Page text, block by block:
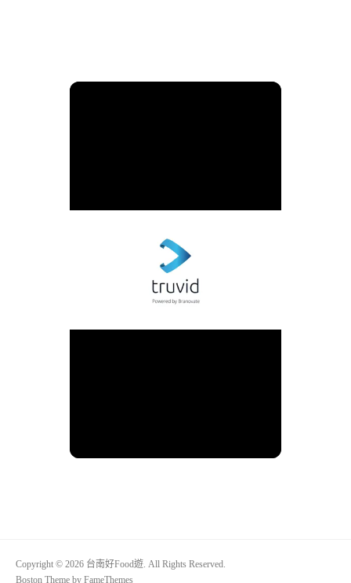
Copyright © 2026 台南好Food遊. All Rights Reserved.
Boston Theme by FameThemes